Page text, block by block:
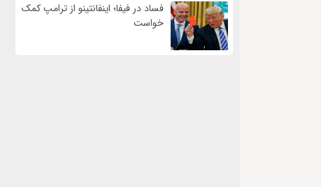
فساد در فیفا؛ اینفانتینو از ترامپ کمک
خواست